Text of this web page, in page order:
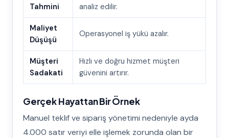
Tahmini
analiz edilir.
Maliyet
Düşüşü
Operasyonel iş yükü azalır.
Müşteri
Sadakati
Hızlı ve doğru hizmet müşteri
güvenini artırır.
Gerçek Hayattan Bir Örnek
Manuel teklif ve sipariş yönetimi nedeniyle ayda
4.000 satır veriyi elle işlemek zorunda olan bir